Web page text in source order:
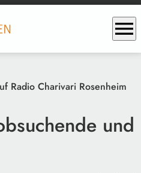
menu
Radio Charivari Rosenheim
und